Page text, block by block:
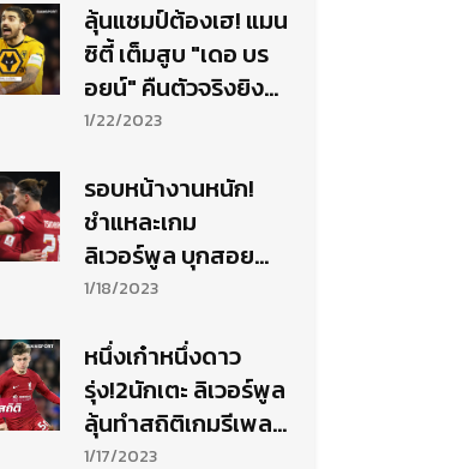
ลุ้นแชมป์ต้องเฮ! แมน
ซิตี้ เต็มสูบ "เดอ บร
อยน์" คืนตัวจริงยิง
วูล์ฟแฮมป์ตัน
1/22/2023
รอบหน้างานหนัก!
ชำแหละเกม
ลิเวอร์พูล บุกสอย
วูล์ฟส์ เกมเอฟเอ คัพ
1/18/2023
หนึ่งเก๋าหนึ่งดาว
รุ่ง!2นักเตะ ลิเวอร์พูล
ลุ้นทำสถิติเกมรีเพลย์
วูล์ฟส์
1/17/2023